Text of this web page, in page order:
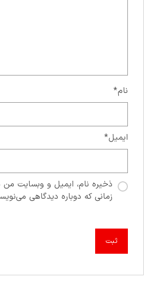
نام*
ایمیل*
ذخیره نام، ایمیل و وبسایت من
زمانی که دوباره دیدگاهی